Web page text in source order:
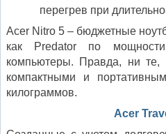
перегрев при
Acer Nitro 5 – бюджетные
как Predator по
компьютеры. Правда, ни те,
компактными и
килограммов.
Acer